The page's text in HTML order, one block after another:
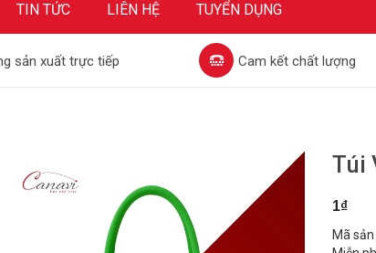
TIN TỨC LIÊN HỆ TUYỂN DỤNG
sản xuất trực tiếp Cam kết chất lượng
Túi
1₫
Mã